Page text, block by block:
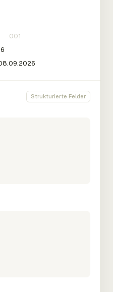
Strukturierte Felder